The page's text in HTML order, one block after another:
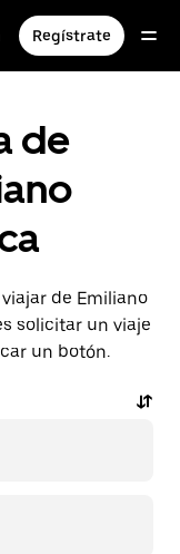
Regístrate
de
de Emiliano
solicitar un viaje
un botón.